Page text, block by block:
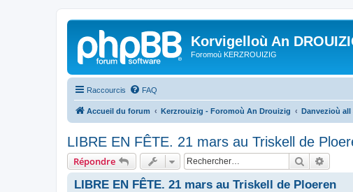
Korvigelloù An
Foromoù KERZROUIZIG
Raccourcis FAQ
Accueil du forum Kerzrouizig - Foromoù An Drouizig Danvezioù all
LIBRE EN FÊTE. 21 mars au Triskell de
Répondre Rechercher
LIBRE EN FÊTE. 21 mars au Triskell de Ploeren